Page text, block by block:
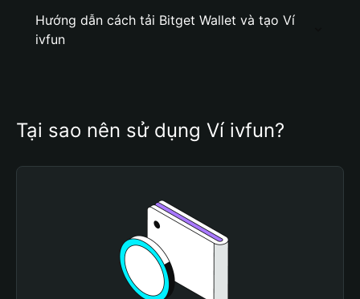
Hướng dẫn cách tải Bitget Wallet và tạo Ví
ivfun
Tại sao nên sử dụng Ví ivfun?